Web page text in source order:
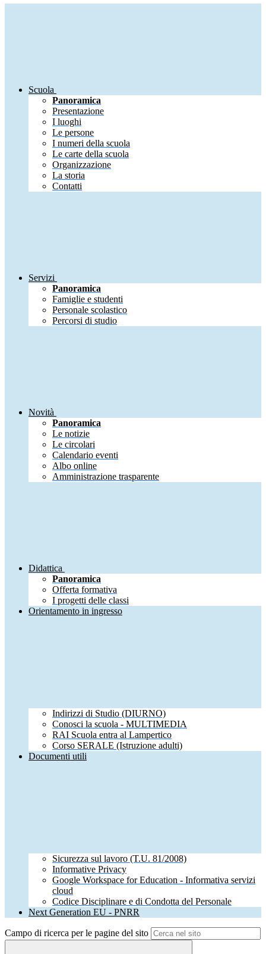
Scuola
Panoramica
Presentazione
I luoghi
Le persone
I numeri della scuola
Le carte della scuola
Organizzazione
La storia
Contatti
Servizi
Panoramica
Famiglie e studenti
Personale scolastico
Percorsi di studio
Novità
Panoramica
Le notizie
Le circolari
Calendario eventi
Albo online
Amministrazione trasparente
Didattica
Panoramica
Offerta formativa
I progetti delle classi
Orientamento in ingresso
Indirizzi di Studio (DIURNO)
Conosci la scuola - MULTIMEDIA
RAI Scuola entra al Lampertico
Corso SERALE (Istruzione adulti)
Documenti utili
Sicurezza sul lavoro (T.U. 81/2008)
Informative Privacy
Google Workspace for Education - Informativa servizi
cloud
Codice Disciplinare e di Condotta del Personale
Next Generation EU - PNRR
Campo di ricerca per le pagine del sito